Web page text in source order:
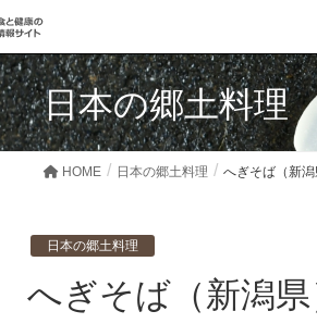
日本の郷土料理
HOME 日本の郷土料理 へぎそば（新
日本の郷土料理
へぎそば（新潟